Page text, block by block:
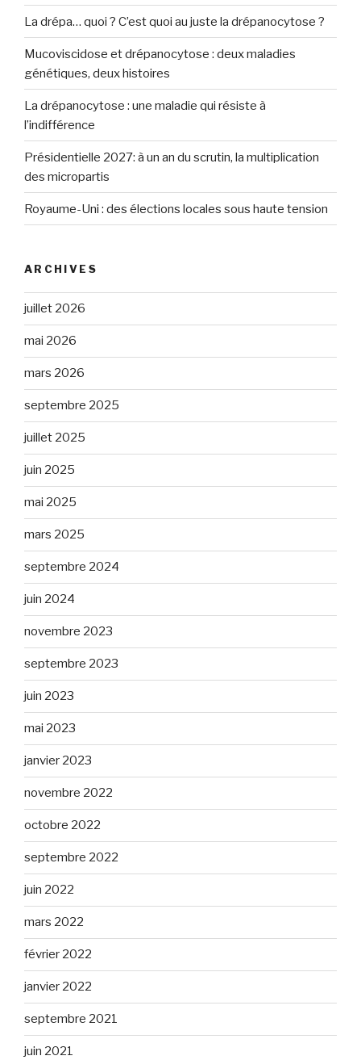
La drépa… quoi ? C’est quoi au juste la drépanocytose ?
Mucoviscidose et drépanocytose : deux maladies
génétiques, deux histoires
La drépanocytose : une maladie qui résiste à
l’indifférence
Présidentielle 2027: à un an du scrutin, la multiplication
des micropartis
Royaume-Uni : des élections locales sous haute tension
ARCHIVES
juillet 2026
mai 2026
mars 2026
septembre 2025
juillet 2025
juin 2025
mai 2025
mars 2025
septembre 2024
juin 2024
novembre 2023
septembre 2023
juin 2023
mai 2023
janvier 2023
novembre 2022
octobre 2022
septembre 2022
juin 2022
mars 2022
février 2022
janvier 2022
septembre 2021
juin 2021